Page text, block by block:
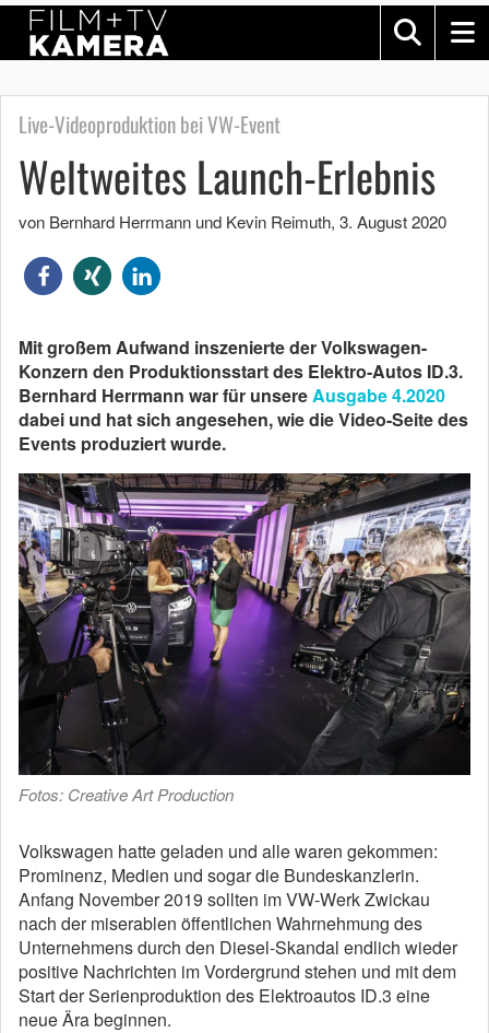
Live-Videoproduktion bei VW-Event
Weltweites Launch-Erlebnis
von Bernhard Herrmann und Kevin Reimuth, 3. August 2020
Mit großem Aufwand inszenierte der Volkswagen-
Konzern den Produktionsstart des Elektro-Autos ID.3.
Bernhard Herrmann war für unsereAusgabe 4.2020
dabei und hat sich angesehen, wie die Video-Seite des
Events produziert wurde.
Fotos: Creative Art Production
Volkswagen hatte geladen und alle waren gekommen:
Prominenz, Medien und sogar die Bundeskanzlerin.
Anfang November 2019 sollten im VW-Werk Zwickau
nach der miserablen öffentlichen Wahrnehmung des
Unternehmens durch den Diesel-Skandal endlich wieder
positive Nachrichten im Vordergrund stehen und mit dem
Start der Serienproduktion des Elektroautos ID.3 eine
neue Ära beginnen.